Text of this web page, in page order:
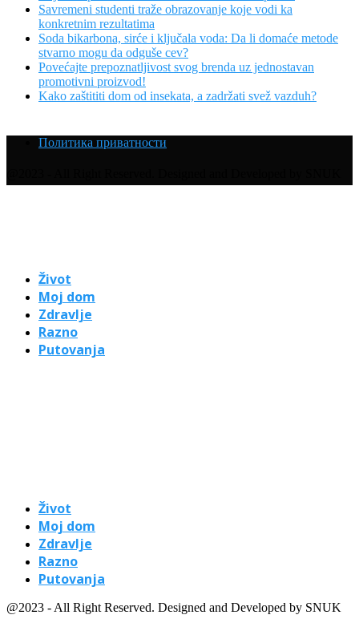
Savremeni studenti traže obrazovanje koje vodi ka
konkretnim rezultatima
Soda bikarbona, sirće i ključala voda: Da li domaće metode
stvarno mogu da odguše cev?
Povećajte prepoznatljivost svog brenda uz jednostavan
promotivni proizvod!
Kako zaštititi dom od insekata, a zadržati svež vazduh?
Политика приватности
Život
Moj dom
Zdravlje
Razno
Putovanja
Život
Moj dom
Zdravlje
Razno
Putovanja
@2023 - All Right Reserved. Designed and Developed by SNUK